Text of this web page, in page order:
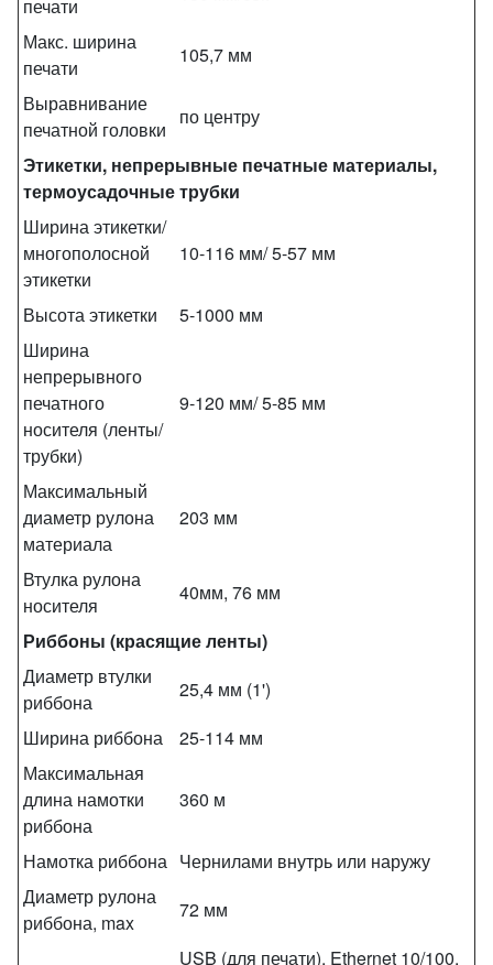
печати
Макс. ширина
печати
105,7 мм
Выравнивание
печатной головки
по центру
Этикетки, непрерывные печатные материалы,
термоусадочные трубки
Ширина этикетки/
многополосной
этикетки
10-116 мм/ 5-57 мм
Высота этикетки
5-1000 мм
Ширина
непрерывного
печатного
носителя (ленты/
трубки)
9-120 мм/ 5-85 мм
Максимальный
диаметр рулона
материала
203 мм
Втулка рулона
носителя
40мм, 76 мм
Риббоны (красящие ленты)
Диаметр втулки
риббона
25,4 мм (1')
Ширина риббона
25-114 мм
Максимальная
длина намотки
риббона
360 м
Намотка риббона Чернилами внутрь или наружу
Диаметр рулона
риббона, max
72 мм
USB (для печати), Ethernet 10/100,